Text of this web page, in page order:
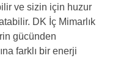
ve sizin için huzur
DK İç Mimarlık
gücünden
farklı bir enerji